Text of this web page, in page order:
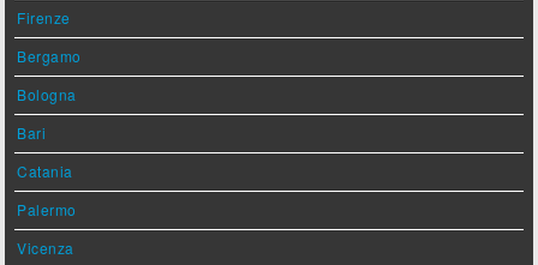
Firenze
Bergamo
Bologna
Bari
Catania
Palermo
Vicenza